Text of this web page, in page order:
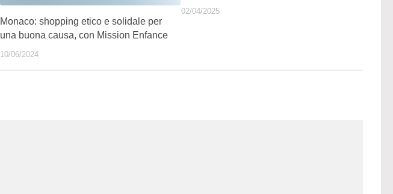
Monaco: shopping etico e solidale per
una buona causa, con Mission Enfance
10/06/2024
02/04/2025